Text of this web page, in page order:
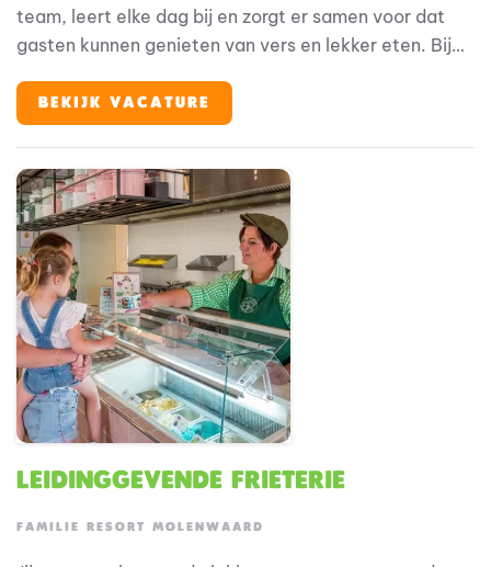
team, leert elke dag bij en zorgt er samen voor dat
gasten kunnen genieten van vers en lekker eten. Bij
Fien & Teun, waar alles draait om plezier, ontdekken
en jezelf kunnen zijn. En jij? Jij maakt de vakantie
en een gastvrije sfeer.
BEKIJK VACATURE
Leidinggevende Frieterie
FAMILIE RESORT MOLENWAARD